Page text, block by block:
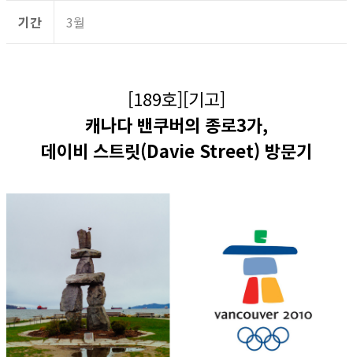
기간 3월
[189호][기고]
캐나다 밴쿠버의 종로3가,
데이비 스트릿(Davie Street) 방문기